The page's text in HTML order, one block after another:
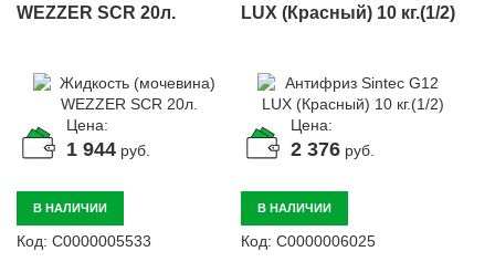
WEZZER SCR 20л.
Цена:
1 944 руб.
В НАЛИЧИИ
Код: С0000005533
LUX (Красный) 10 кг.(1/2)
Цена:
2 376 руб.
В НАЛИЧИИ
Код: С0000006025